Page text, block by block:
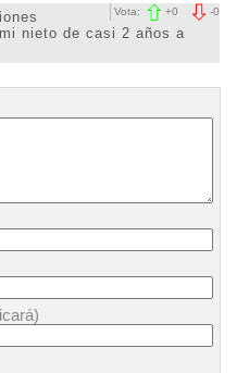
-0
Vota: +0
nieto de casi 2 años a